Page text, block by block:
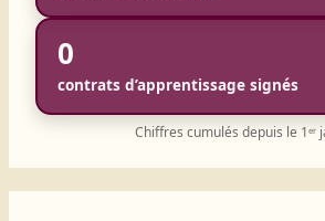
0
contrats d’apprentissage signés
Chiffres cumulés depuis le 1ᵉʳ